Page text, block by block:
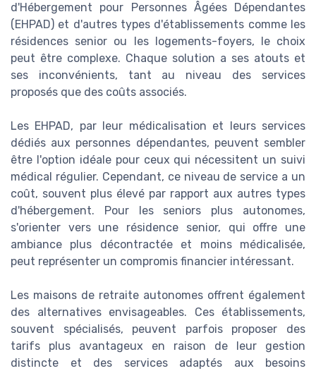
d'Hébergement pour Personnes Âgées Dépendantes
(EHPAD) et d'autres types d'établissements comme les
résidences senior ou les logements-foyers, le choix
peut être complexe. Chaque solution a ses atouts et
ses inconvénients, tant au niveau des services
proposés que des coûts associés.
Les EHPAD, par leur médicalisation et leurs services
dédiés aux personnes dépendantes, peuvent sembler
être l'option idéale pour ceux qui nécessitent un suivi
médical régulier. Cependant, ce niveau de service a un
coût, souvent plus élevé par rapport aux autres types
d'hébergement. Pour les seniors plus autonomes,
s'orienter vers une résidence senior, qui offre une
ambiance plus décontractée et moins médicalisée,
peut représenter un compromis financier intéressant.
Les maisons de retraite autonomes offrent également
des alternatives envisageables. Ces établissements,
souvent spécialisés, peuvent parfois proposer des
tarifs plus avantageux en raison de leur gestion
distincte et des services adaptés aux besoins